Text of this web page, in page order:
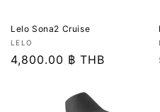
Lelo Sona2 Cruise
เวน
เด
LELO
ราคา
4,800.00 ฿ THB